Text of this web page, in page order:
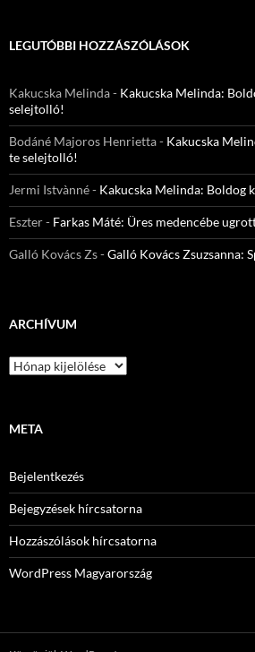
LEGUTÓBBI HOZZÁSZÓLÁSOK
Kakucska Melinda- Kakucska Melinda:
selejtolló!
Bodáné Majoros Henrietta- Kakucska
te selejtolló!
Jermi Istvànné- Kakucska Melinda: Boldog
Eszter- Farkas Máté: Üres medencébe
Galló Kovács Zs-Galló Kovács Zsuzsanna:
ARCHÍVUM
Archívum
META
Bejelentkezés
Bejegyzések hírcsatorna
Hozzászólások hírcsatorna
WordPress Magyarország